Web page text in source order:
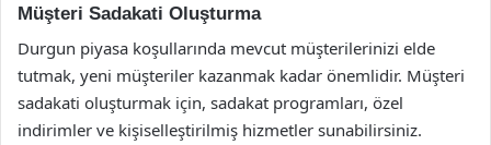
Müşteri Sadakati Oluşturma
Durgun piyasa koşullarında mevcut müşterilerinizi elde
tutmak, yeni müşteriler kazanmak kadar önemlidir. Müşteri
sadakati oluşturmak için, sadakat programları, özel
indirimler ve kişiselleştirilmiş hizmetler sunabilirsiniz.